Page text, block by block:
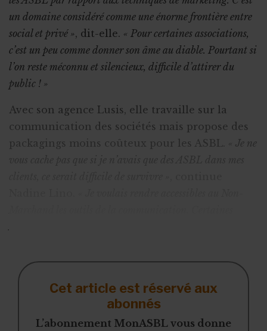
un domaine considéré comme une énorme frontière entre
social et privé », dit-elle. « Pour certaines associations,
c’est un peu comme donner son âme au diable. Pourtant si
l’on reste méconnu et silencieux, difficile d’attirer du
public ! »
Avec son agence Lusis, elle travaille sur la
communication des sociétés mais propose des
packagings moins coûteux pour les ASBL.
« Je ne
Cet article est réservé aux
abonnés
L’abonnement MonASBL vous donne